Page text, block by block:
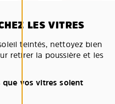
LES VITRES
teintés, nettoyez bien
retirer la poussière et les
vos vitres soient